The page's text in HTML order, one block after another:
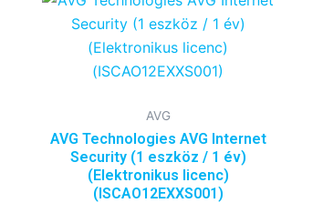
AVG
AVG Technologies AVG Internet
Security (1 eszköz / 1 év)
(Elektronikus licenc)
(ISCAO12EXXS001)